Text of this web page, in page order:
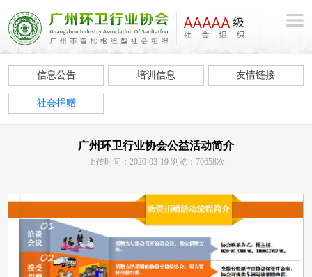
信息公告 培训信息 友情链接
社会捐赠
广州环卫行业协会公益活动简介
上传时间：2020-03-19 浏览：70658次